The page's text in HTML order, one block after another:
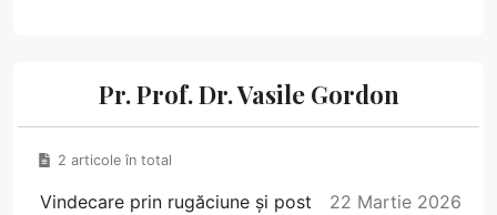
Pr. Prof. Dr. Vasile Gordon
2 articole în total
Vindecare prin rugăciune și post
22 Martie 2026